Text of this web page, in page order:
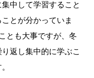
中して学習すること
とが分かっていま
とも大事ですが、冬
返し集中的に学ぶこ